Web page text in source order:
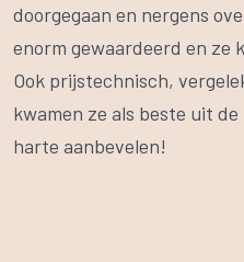
doorgegaan en nergens
enorm gewaardeerd en ze
Ook prijstechnisch,
kwamen ze als beste uit
harte aanbevelen!